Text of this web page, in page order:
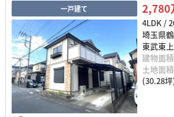
一戸建て 2,780
4LDK /
埼玉県
東武東
建物面積
土地面積
(30.28